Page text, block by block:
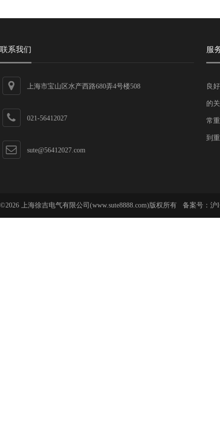
联系我们
上海市宝山区水产西路680弄4号楼508
021-56412027
sute@56412027.com
服
良
的
常
到
©2026 上海徐吉电气有限公司(www.sute8888.com)版权所有 备案号： 沪